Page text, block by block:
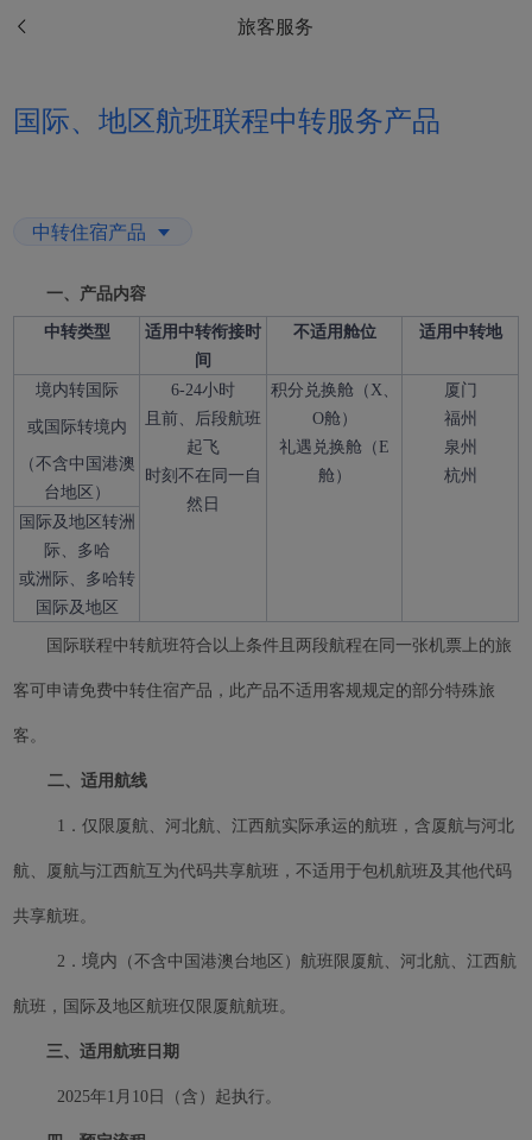
旅客服务
国际、地区航班联程中转服务产品
中转住宿产品
一、产品内容
中转类型
适用中转衔接时
间
不适用舱位 适用中转地
境内转国际
或国际转境内
（不含中国港澳
台地区）
6-24小时
且前、后段航班
起飞
时刻不在同一自
然日
积分兑换舱（X、
O舱）
礼遇兑换舱（E
舱）
厦门
福州
泉州
杭州
国际及地区转洲
际、多哈
或洲际、多哈转
国际及地区
国际联程中转航班符合以上条件且两段航程在同一张机票上的旅
客可申请免费中转住宿产品，此产品不适用客规规定的部分特殊旅
客。
二、适用航线
1．仅限厦航、河北航、江西航实际承运的航班，含厦航与河北
航、厦航与江西航互为代码共享航班，不适用于包机航班及其他代码
共享航班。
2． 境内 （不含中国港澳台地区）航班限厦航、河北航、江西航
航班，国际及地区航班仅限厦航航班。
三、适用航班日期
2025年1月10日（含）起执行。
Xiamenair.com使用功能
型和分析型Cookie 来确
保我们的网站正常运行，
验。 使用本网站，功能型